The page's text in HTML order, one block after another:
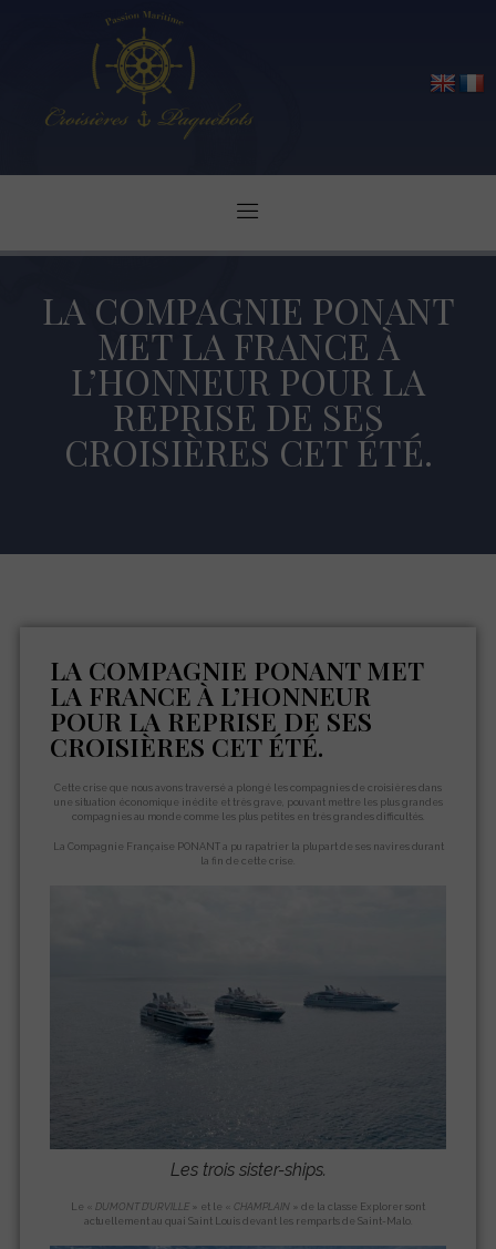
LA COMPAGNIE PONANT
MET LA FRANCE À
L’HONNEUR POUR LA
REPRISE DE SES
CROISIÈRES CET ÉTÉ.
LA COMPAGNIE PONANT MET
LA FRANCE À L’HONNEUR
POUR LA REPRISE DE SES
CROISIÈRES CET ÉTÉ.
Cette crise que nous avons traversé a plongé les compagnies de croisières dans
une situation économique inédite et très grave, pouvant mettre les plus grandes
compagnies au monde comme les plus petites en très grandes difficultés.
La Compagnie Française PONANT a pu rapatrier la plupart de ses navires durant
la fin de cette crise.
Les trois sister-ships.
Le « DUMONT D’URVILLE » et le « CHAMPLAIN » de la classe Explorer sont
actuellement au quai Saint Louis devant les remparts de Saint-Malo.